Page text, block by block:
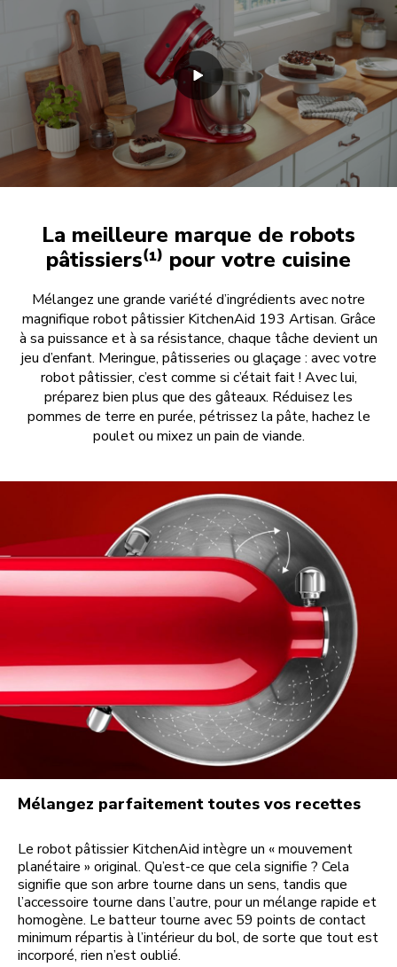
La meilleure marque de robots
pâtissiers⁽¹⁾ pour votre cuisine
Mélangez une grande variété d’ingrédients avec notre
magnifique robot pâtissier KitchenAid 193 Artisan. Grâce
à sa puissance et à sa résistance, chaque tâche devient un
jeu d’enfant. Meringue, pâtisseries ou glaçage : avec votre
robot pâtissier, c’est comme si c’était fait ! Avec lui,
préparez bien plus que des gâteaux. Réduisez les
pommes de terre en purée, pétrissez la pâte, hachez le
poulet ou mixez un pain de viande.
Mélangez parfaitement toutes vos recettes
Le robot pâtissier KitchenAid intègre un « mouvement
planétaire » original. Qu’est-ce que cela signifie ? Cela
signifie que son arbre tourne dans un sens, tandis que
l’accessoire tourne dans l’autre, pour un mélange rapide et
homogène. Le batteur tourne avec 59 points de contact
minimum répartis à l’intérieur du bol, de sorte que tout est
incorporé, rien n’est oublié.